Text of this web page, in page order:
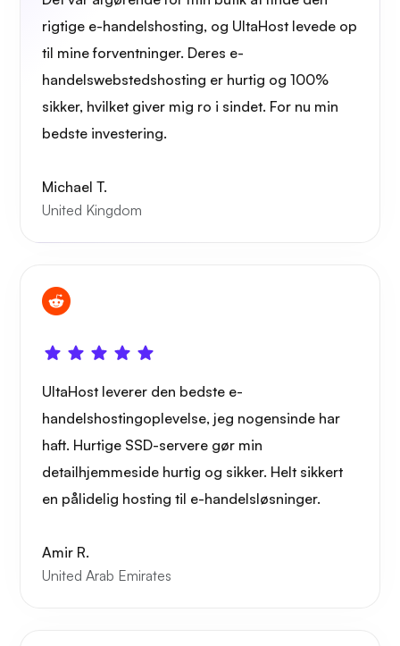
rigtige e-handelshosting, og UltaHost levede op
til mine forventninger. Deres e-
handelswebstedshosting er hurtig og 100%
sikker, hvilket giver mig ro i sindet. For nu min
bedste investering.
Michael T.
United Kingdom
UltaHost leverer den bedste e-
handelshostingoplevelse, jeg nogensinde har
haft. Hurtige SSD-servere gør min
detailhjemmeside hurtig og sikker. Helt sikkert
en pålidelig hosting til e-handelsløsninger.
Amir R.
United Arab Emirates